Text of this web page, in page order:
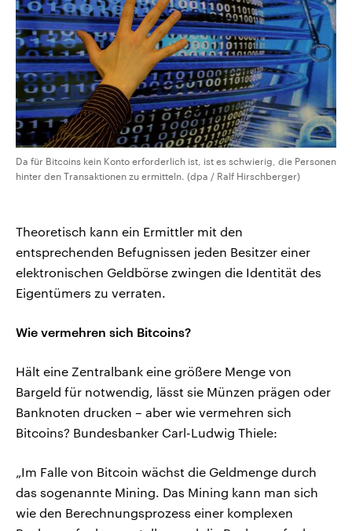
Da für Bitcoins kein Konto erforderlich ist, ist es schwierig, die Personen
hinter den Transaktionen zu ermitteln. (dpa / Ralf Hirschberger)
Theoretisch kann ein Ermittler mit den
entsprechenden Befugnissen jeden Besitzer einer
elektronischen Geldbörse zwingen die Identität des
Eigentümers zu verraten.
Wie vermehren sich Bitcoins?
Hält eine Zentralbank eine größere Menge von
Bargeld für notwendig, lässt sie Münzen prägen oder
Banknoten drucken – aber wie vermehren sich
Bitcoins? Bundesbanker Carl-Ludwig Thiele:
„Im Falle von Bitcoin wächst die Geldmenge durch
das sogenannte Mining. Das Mining kann man sich
wie den Berechnungsprozess einer komplexen